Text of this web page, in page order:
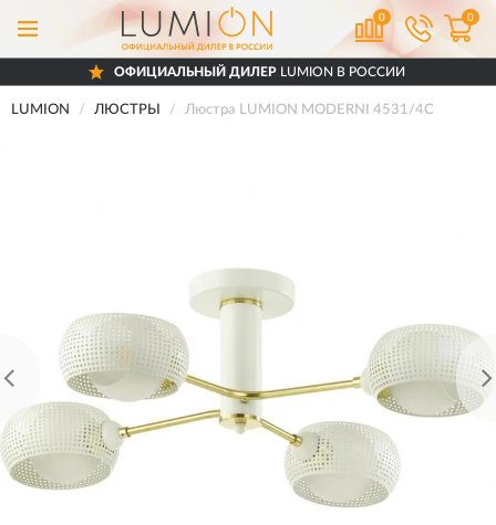
0 0
ОФИЦИАЛЬНЫЙ ДИЛЕР LUMION В РОССИИ
LUMION ЛЮСТРЫ Люстра LUMION MODERNI 4531/4C